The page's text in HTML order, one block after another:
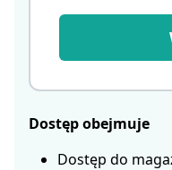
Dostęp obejmuje
Dostęp do